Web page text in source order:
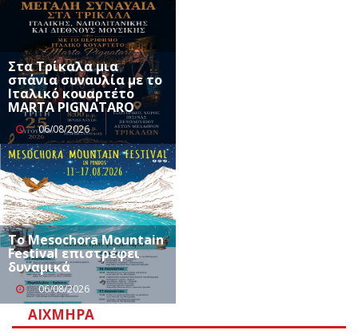
Στα Τρίκαλα μια
σπάνια συναυλία με το
Ιταλικό κουαρτέτο
MARTA PIGNATARO
06/08/2026
Το Mesochora Mountain
Festival επιστρέφει
δυναμικά
06/08/2026
ΑΙΧΜΗΡΆ